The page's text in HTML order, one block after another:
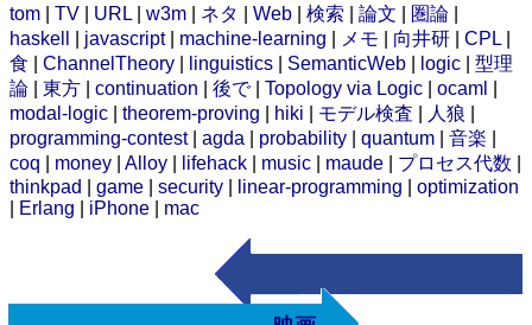
tom
TV URL w3m ネタ Web 検索 論文 圏論
haskell
javascript| machine-learning メモ 向井研 CPL
食
ChannelTheory linguistics SemanticWeb logic
型理
論
東方 continuation 後で| Topology via Logic ocaml
modal-logic
theorem-proving hiki モデル検査 人狼
programming-contest| agda probability quantum 音楽
coq
money Alloy lifehack music maude プロセス代数
thinkpad
game security linear-programming
optimization
Erlang iPhone mac